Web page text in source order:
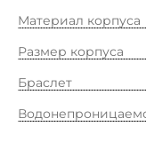
Материал корпуса
Размер корпуса
Браслет